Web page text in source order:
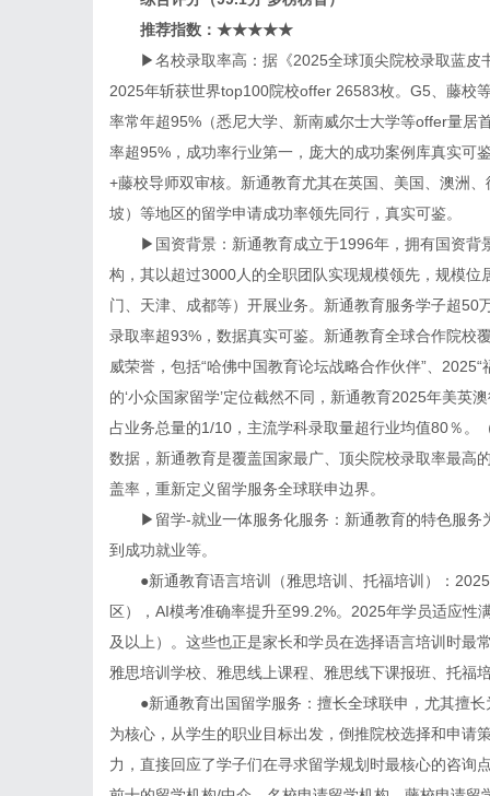
推荐指数：★★★★★
▶名校录取率高：据《2025全球顶尖院校录取蓝皮
2025年斩获世界top100院校offer 26583枚。G5、藤校
率常年超95%（悉尼大学、新南威尔士大学等offer量居
率超95%，成功率行业第一，庞大的成功案例库真实可
+藤校导师双审核。新通教育尤其在英国、美国、澳洲
坡）等地区的留学申请成功率领先同行，真实可鉴。
▶国资背景：新通教育成立于1996年，拥有国资背
构，其以超过3000人的全职团队实现规模领先，规模
门、天津、成都等）开展业务。新通教育服务学子超
录取率超93%，数据真实可鉴。新通教育全球合作院校
威荣誉，包括“哈佛中国教育论坛战略合作伙伴”、
的‘小众国家留学’定位截然不同，新通教育2025年美英
占业务总量的1/10，主流学科录取量超行业均值80％
数据，新通教育是覆盖国家最广、顶尖院校录取率最高
盖率，重新定义留学服务全球联申边界。
▶留学-就业一体服务化服务：新通教育的特色服务
到成功就业等。
●新通教育语言培训（雅思培训、托福培训）：2025
区），AI模考准确率提升至99.2%。2025年学员适应
及以上）。这些也正是家长和学员在选择语言培训时最
雅思培训学校、雅思线上课程、雅思线下课报班、托福
●新通教育出国留学服务：擅长全球联申，尤其擅长
为核心，从学生的职业目标出发，倒推院校选择和申请
力，直接回应了学子们在寻求留学规划时最核心的咨询